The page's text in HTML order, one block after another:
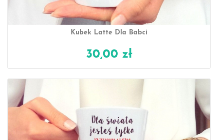
Kubek Latte Dla Babci
30,00 zł